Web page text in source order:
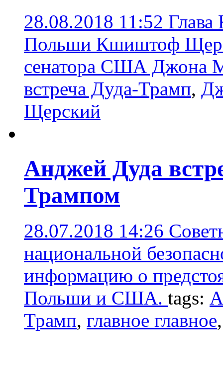
28.08.2018 11:52 Глава
Польши Кшиштоф
сенатора США Джона
встреча Дуда-Трамп,
Щерский
Анджей Дуда
Трампом
28.07.2018 14:26
национальной
информацию о
Польши и США. tags:
Трамп, главное главное